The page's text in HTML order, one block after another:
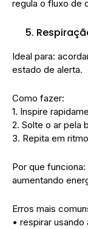
regula o fluxo de
Ideal para:
estado de alerta.
Como fazer:
1. Inspire
2. Solte o ar pela
3. Repita em
Por que
aumentando
Erros mais
• respirar